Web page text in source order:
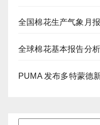
全国棉花生产气象月
全球棉花基本报告分析
PUMA 发布多特蒙德